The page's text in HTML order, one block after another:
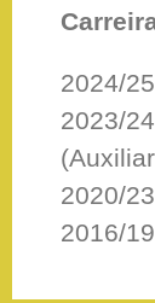
2024/
2023/
2020/
2016/